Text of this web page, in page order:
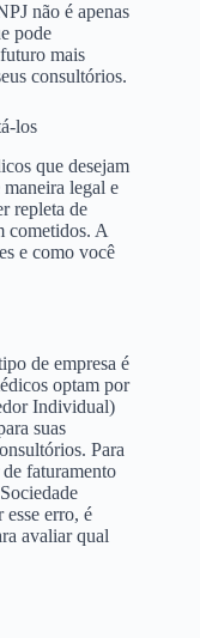
não é apenas
pode
mais
consultórios.
los
que desejam
legal e
repleta de
cometidos. A
e como você
de empresa é
optam por
Individual)
suas
Para
faturamento
erro, é
avaliar qual